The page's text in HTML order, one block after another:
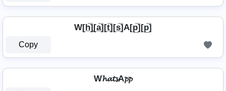
W[h̲̅]̼[a̲̅][t̲̅][s̲̅]A[p̲̅][p̲̅]
Copy
W𝓱𝓪𝓽𝓼A𝓹𝓹